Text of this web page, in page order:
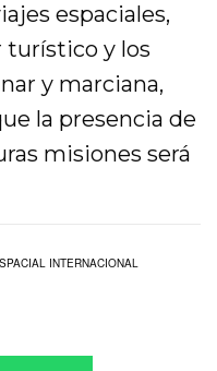
espaciales,
turístico y los
y marciana,
la presencia de
misiones será
INTERNACIONAL